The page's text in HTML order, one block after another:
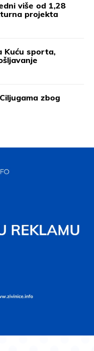
više od 1,28
projekta
Kuću sporta,
zbog